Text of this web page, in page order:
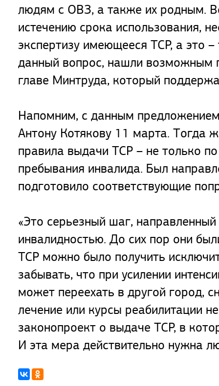
людям с ОВЗ, а также их родным.
истечению срока использования,
экспертизу имеющееся ТСР, а это
данный вопрос, нашли возможным
главе Минтруда, который
Напомним, с данным
Антону Котякову 11 марта. Тогда
правила выдачи ТСР – не только
пребывания инвалида. Был
подготовило соответствующие
«Это серьезный шаг,
инвалидностью. До сих пор они
ТСР можно было получить
забывать, что при усилении
может переехать в другой город,
лечение или курсы реабилитации
законопроект о выдаче ТСР, в
И эта мера действительно нужна